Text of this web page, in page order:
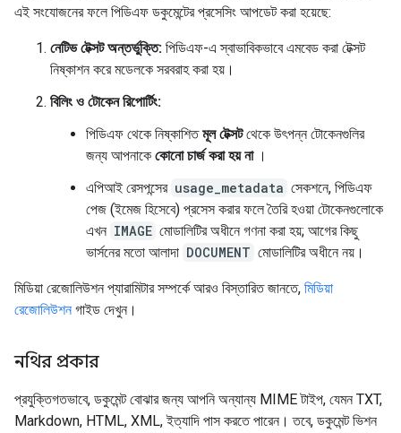
এই সংযোজনের ফলে পিডিএফ ডকুমেন্টের প্রসেসিং আপডেট করা হয়েছে:
নেটিভ টেক্সট অন্তর্ভুক্তি: পিডিএফ-এ স্বাভাবিকভাবে এমবেড করা টেক্সট
নিষ্কাশন করে মডেলকে সরবরাহ করা হয়।
বিলিং ও টোকেন রিপোর্টিং:
পিডিএফ থেকে নিষ্কাশিতমূল টেক্সটথেকে উৎপন্ন টোকেনগুলির
জন্য আপনাকে কোনো চার্জ করা হয় না।
এপিআই রেসপন্সের usage_metadata সেকশনে, পিডিএফ
পেজ (ইমেজ হিসেবে) প্রসেস করার ফলে তৈরি হওয়া টোকেনগুলোকে
এখন IMAGE মোডালিটির অধীনে গণনা করা হয়; আগের কিছু
ভার্সনের মতো আলাদা DOCUMENT মোডালিটির অধীনে নয়।
মিডিয়া রেজোলিউশন প্যারামিটার সম্পর্কে আরও বিস্তারিত জানতে, মিডিয়া
রেজোলিউশনগাইড দেখুন।
নথির প্রকার
প্রযুক্তিগতভাবে, ডকুমেন্ট বোঝার জন্য আপনি অন্যান্য MIME টাইপ, যেমন TXT,
Markdown, HTML, XML, ইত্যাদি পাস করতে পারেন। তবে, ডকুমেন্ট ভিশন